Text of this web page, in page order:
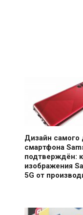
Дизайн самого
смартфона
подтверждён:
изображения
5G от